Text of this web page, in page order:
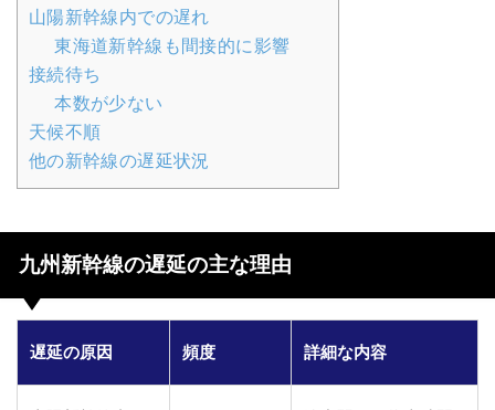
山陽新幹線内での遅れ
東海道新幹線も間接的に影響
接続待ち
本数が少ない
天候不順
他の新幹線の遅延状況
九州新幹線の遅延の主な理由
遅延の原因 頻度 詳細な内容